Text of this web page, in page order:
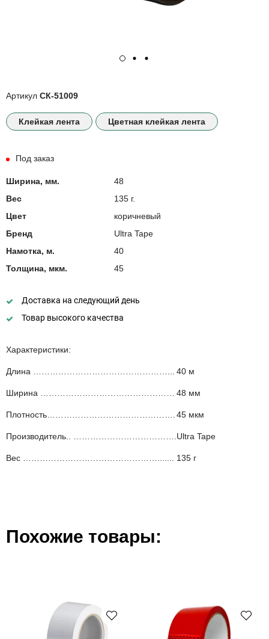
Артикул СК-51009
Клейкая лента Цветная клейкая лента
Под заказ
Ширина, мм.
48
Вес
135 г.
Цвет
коричневый
Бренд
Ultra Tape
Намотка, м.
40
Толщина, мкм.
45
Доставка на следующий день
Товар высокого качества
Характеристики:
Длина …………………………………………... 40 м
Ширина ………………………………………… 48 мм
Плотность……………………………………….45 мкм
Производитель.. ……………………………….Ultra Tape
Вес …………………………………………....... 135 г
Похожие товары: